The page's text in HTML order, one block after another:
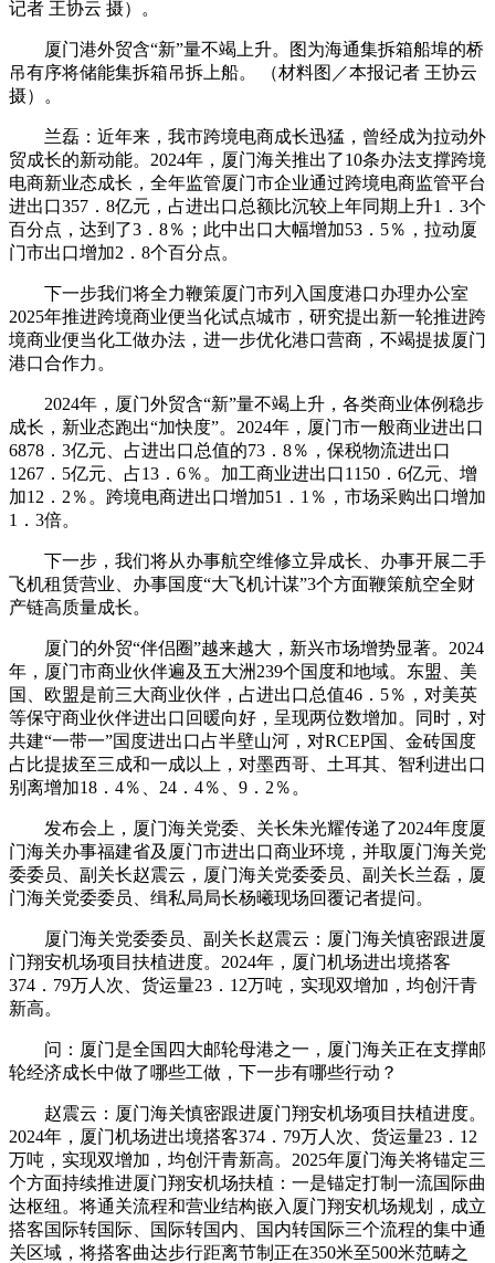
记者 王协云 摄）。
厦门港外贸含“新”量不竭上升。图为海通集拆箱船埠的桥
吊有序将储能集拆箱吊拆上船。 （材料图／本报记者 王协云
摄）。
兰磊：近年来，我市跨境电商成长迅猛，曾经成为拉动外
贸成长的新动能。2024年，厦门海关推出了10条办法支撑跨境
电商新业态成长，全年监管厦门市企业通过跨境电商监管平台
进出口357．8亿元，占进出口总额比沉较上年同期上升1．3个
百分点，达到了3．8％；此中出口大幅增加53．5％，拉动厦
门市出口增加2．8个百分点。
下一步我们将全力鞭策厦门市列入国度港口办理办公室
2025年推进跨境商业便当化试点城市，研究提出新一轮推进跨
境商业便当化工做办法，进一步优化港口营商，不竭提拔厦门
港口合作力。
2024年，厦门外贸含“新”量不竭上升，各类商业体例稳步
成长，新业态跑出“加快度”。2024年，厦门市一般商业进出口
6878．3亿元、占进出口总值的73．8％，保税物流进出口
1267．5亿元、占13．6％。加工商业进出口1150．6亿元、增
加12．2％。跨境电商进出口增加51．1％，市场采购出口增加
1．3倍。
下一步，我们将从办事航空维修立异成长、办事开展二手
飞机租赁营业、办事国度“大飞机计谋”3个方面鞭策航空全财
产链高质量成长。
厦门的外贸“伴侣圈”越来越大，新兴市场增势显著。2024
年，厦门市商业伙伴遍及五大洲239个国度和地域。东盟、美
国、欧盟是前三大商业伙伴，占进出口总值46．5％，对美英
等保守商业伙伴进出口回暖向好，呈现两位数增加。同时，对
共建“一带一”国度进出口占半壁山河，对RCEP国、金砖国度
占比提拔至三成和一成以上，对墨西哥、土耳其、智利进出口
别离增加18．4％、24．4％、9．2％。
发布会上，厦门海关党委、关长朱光耀传递了2024年度厦
门海关办事福建省及厦门市进出口商业环境，并取厦门海关党
委委员、副关长赵震云，厦门海关党委委员、副关长兰磊，厦
门海关党委委员、缉私局局长杨曦现场回覆记者提问。
厦门海关党委委员、副关长赵震云：厦门海关慎密跟进厦
门翔安机场项目扶植进度。2024年，厦门机场进出境搭客
374．79万人次、货运量23．12万吨，实现双增加，均创汗青
新高。
问：厦门是全国四大邮轮母港之一，厦门海关正在支撑邮
轮经济成长中做了哪些工做，下一步有哪些行动？
赵震云：厦门海关慎密跟进厦门翔安机场项目扶植进度。
2024年，厦门机场进出境搭客374．79万人次、货运量23．12
万吨，实现双增加，均创汗青新高。2025年厦门海关将锚定三
个方面持续推进厦门翔安机场扶植：一是锚定打制一流国际曲
达枢纽。将通关流程和营业结构嵌入厦门翔安机场规划，成立
搭客国际转国际、国际转国内、国内转国际三个流程的集中通
关区域，将搭客曲达步行距离节制正在350米至500米范畴之